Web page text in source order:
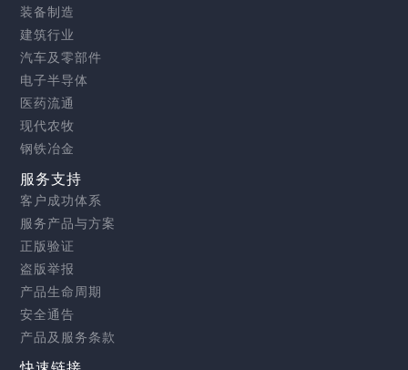
装备制造
建筑行业
汽车及零部件
电子半导体
医药流通
现代农牧
钢铁冶金
服务支持
客户成功体系
服务产品与方案
正版验证
盗版举报
产品生命周期
安全通告
产品及服务条款